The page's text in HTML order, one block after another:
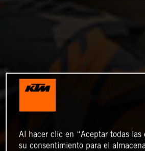
Al hacer clic en “Aceptar todas las
su consentimiento para el